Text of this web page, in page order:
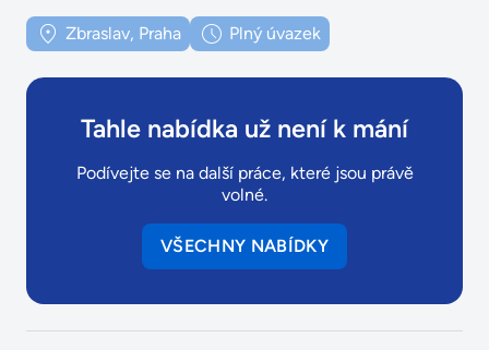
Zbraslav, Praha Plný úvazek
Tahle nabídka už není k mání
Podívejte se na další práce, které jsou právě
volné.
VŠECHNY NABÍDKY